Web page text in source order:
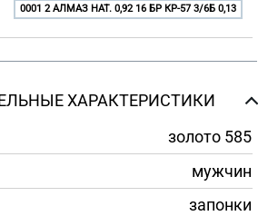
0001 2 АЛМАЗ НАТ. 0,92 16 БР КР-57 3/6Б 0,13
ХАРАКТЕРИСТИКИ
золото 585
мужчин
запонки